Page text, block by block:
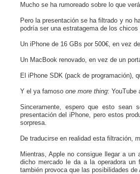
Mucho se ha rumoreado sobre lo que
Pero la presentación se ha filtrado y no
podría ser una estratagema de los
Un iPhone de 16 GBs por 500€, en vez
Un MacBook renovado, en vez de un
El iPhone SDK (pack de programación),
Y el ya famoso one more thing: YouTube
Sinceramente, espero que esto sean
presentación del iPhone, pero estos
sorpresa.
De traducirse en realidad esta filtración,
Mientras, Apple no consigue llegar a
dicho mercado le da a la operadora un
también provoca que las posibilidades